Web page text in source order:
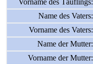
Vorname des Täuflings:
Name des Vaters:
Vorname des Vaters:
Name der Mutter:
Vorname der Mutter: